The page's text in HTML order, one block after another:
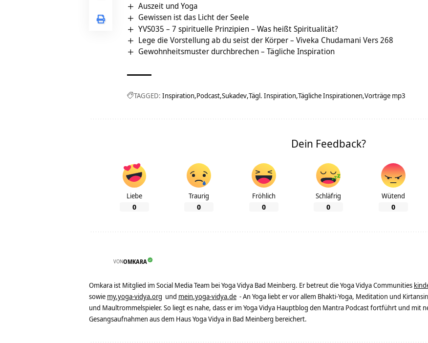
Auszeit und Yoga
Gewissen ist das Licht der Seele
YVS035 – 7 spirituelle Prinzipien – Was heißt Spiritualität?
Lege die Vorstellung ab du seist der Körper – Viveka Chudamani Vers 268
Gewohnheitsmuster durchbrechen – Tägliche Inspiration
TAGGED: Inspiration Podcast Sukadev Tägl. Inspiration Tägliche Inspirationen Vorträge mp3
Dein Feedback?
Liebe
0
Traurig
0
Fröhlich
0
Schläfrig
0
Wütend
0
VONOMKARA
Omkara ist Mitglied im Social Media Team bei Yoga Vidya Bad Meinberg. Er betreut die Yoga Vidya Communities
sowie my.yoga-vidya.org und mein.yoga-vidya.de - An Yoga liebt er vor allem Bhakti-Yoga, Meditation und
und Maultrommelspieler. So liegt es nahe, dass er im Yoga Vidya Hauptblog den Mantra Podcast fortführt und mit
Gesangsaufnahmen aus dem Haus Yoga Vidya in Bad Meinberg bereichert.